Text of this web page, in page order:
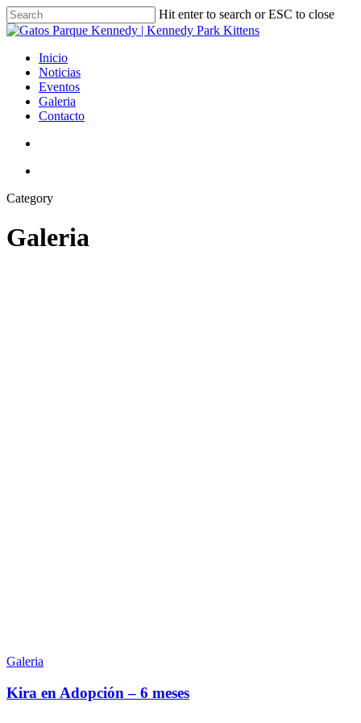
Skip
to
content
Hit enter to search or ESC to close
Close
search
Menu
Inicio
Noticias
Eventos
Galeria
Contacto
Category
Galeria
en
–
6
Galeria
Kira en Adopción – 6 meses